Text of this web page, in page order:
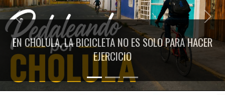
EN CHOLULA, LA BICICLETA NO ES SOLO PARA HACER
EJERCICIO
Previous Next